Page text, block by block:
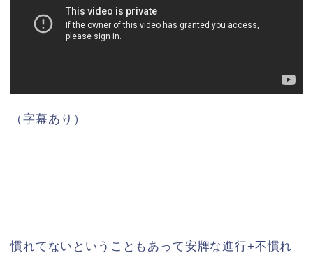
（字幕あり）
慣れてないということもあって安牌な進行+不慣れ